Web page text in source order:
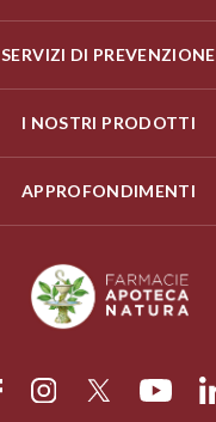
SERVIZI DI PREVENZIONE
I NOSTRI PRODOTTI
APPROFONDIMENTI